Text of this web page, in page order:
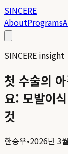
SINCERE
AboutPrograms
SINCERE insight
첫 수술의
요: 모발이
것
한승우•2026년 3